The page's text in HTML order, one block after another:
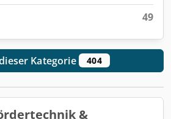
49
Kategorie 404
&